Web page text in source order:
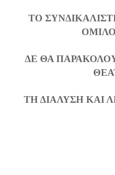
ΤΟ
ΔΕ ΘΑ
ΤΗ ΔΙΑΛΥΣΗ ΚΑΙ